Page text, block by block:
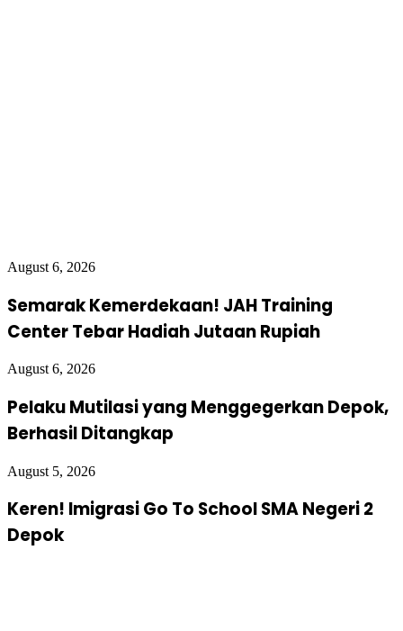
August 6, 2026
Semarak Kemerdekaan! JAH Training
Center Tebar Hadiah Jutaan Rupiah
August 6, 2026
Pelaku Mutilasi yang Menggegerkan Depok,
Berhasil Ditangkap
August 5, 2026
Keren! Imigrasi Go To School SMA Negeri 2
Depok